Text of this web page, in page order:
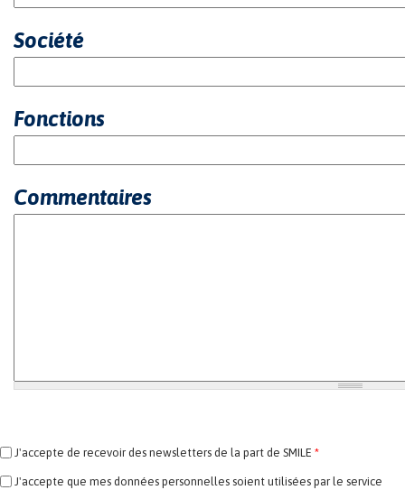
Société
Fonctions
Commentaires
J'accepte de recevoir des newsletters de la part de SMILE *
J'accepte que mes données personnelles soient utilisées par le service